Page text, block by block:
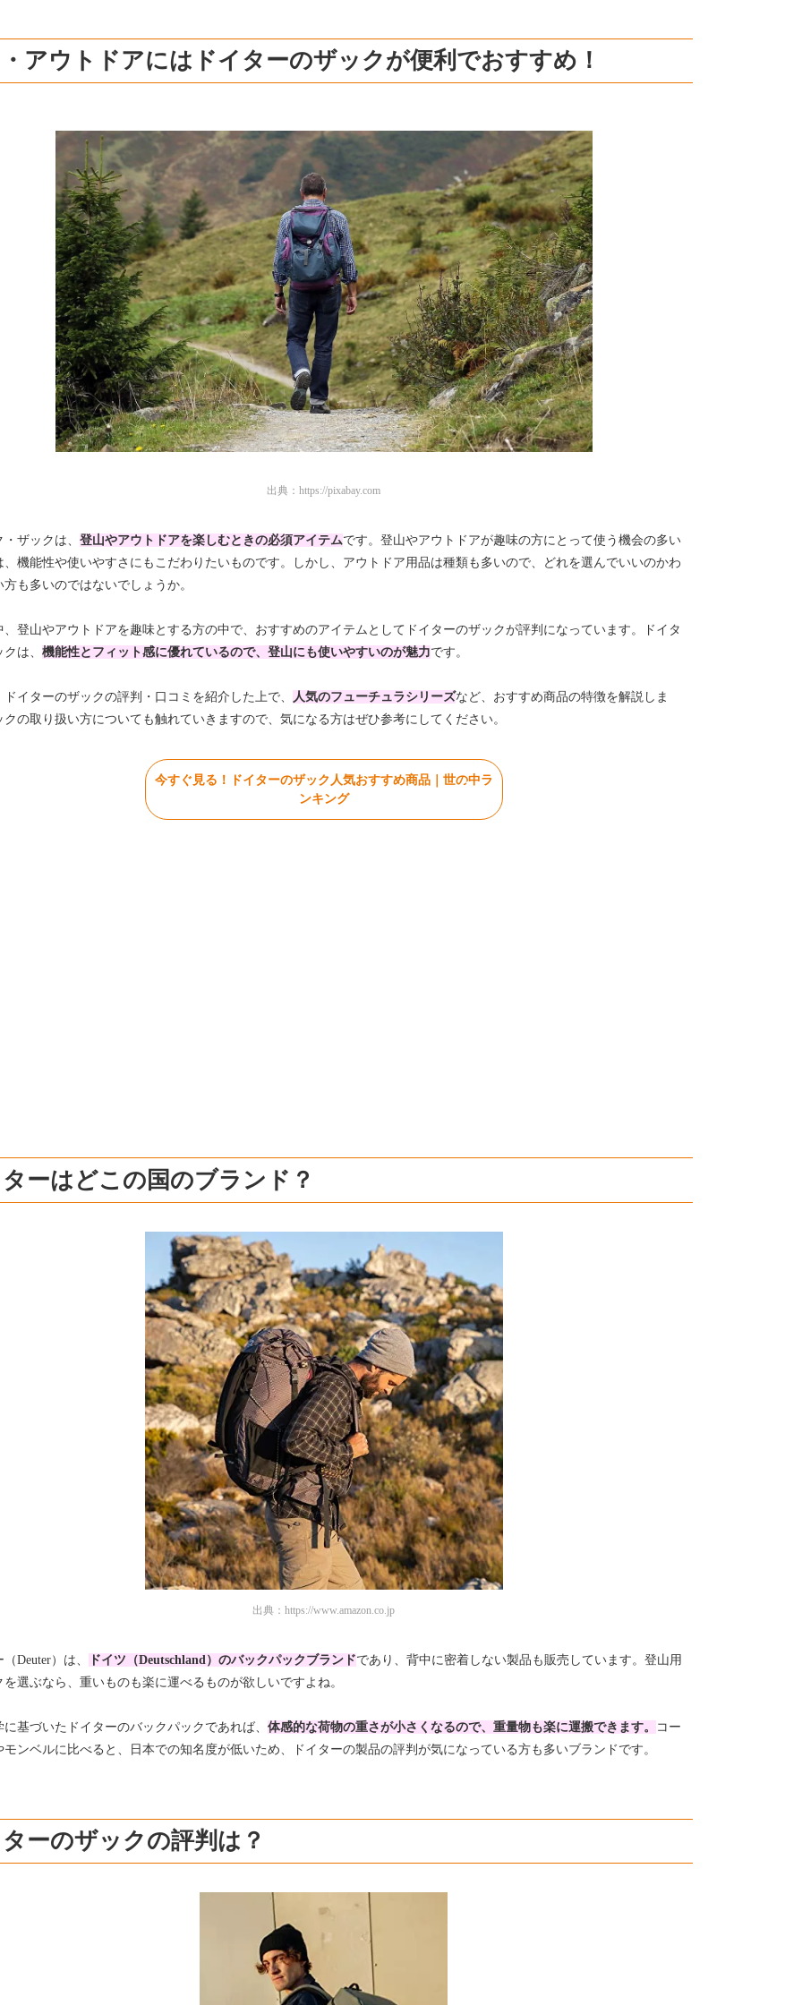
アウトドアにはドイターのザックが便利でおすすめ！
出典： https://pixabay.com
ザックは、 登山やアウトドアを楽しむときの必須アイテムです。登山やアウトドアが趣味の方にとって使う機会の多い
、機能性や使いやすさにもこだわりたいものです。しかし、アウトドア用品は種類も多いので、どれを選んでいいのかわ
方も多いのではないでしょうか。
、登山やアウトドアを趣味とする方の中で、おすすめのアイテムとしてドイターのザックが評判になっています。ドイタ
は、 機能性とフィット感に優れているので、登山にも使いやすいのが魅力です。
ドイターのザックの評判・口コミを紹介した上で、 人気のフューチュラシリーズなど、おすすめ商品の特徴を解説しま
クの取り扱い方についても触れていきますので、気になる方はぜひ参考にしてください。
今すぐ見る！ドイターのザック人気おすすめ商品｜世の中ラ
ンキング
ーはどこの国のブランド？
出典： https://www.amazon.co.jp
Deuter）は、 ドイツ（Deutschland）のバックパックブランドであり、背中に密着しない製品も販売しています。登山用
を選ぶなら、重いものも楽に運べるものが欲しいですよね。
に基づいたドイターのバックパックであれば、 体感的な荷物の重さが小さくなるので、重量物も楽に運搬できます。
コー
モンベルに比べると、日本での知名度が低いため、ドイターの製品の評判が気になっている方も多いブランドです。
ーのザックの評判は？